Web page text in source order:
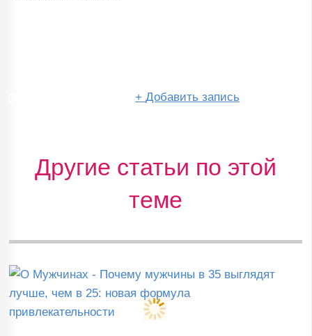
перейти в сообщество+Добавить запись
Другие статьи по этой
теме